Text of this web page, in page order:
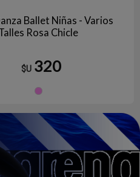
Ballet Niñas - Varios
Rosa Chicle
$U 320